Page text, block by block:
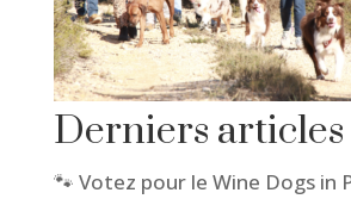
Derniers articles
🐾 Votez pour le Wine Dogs in